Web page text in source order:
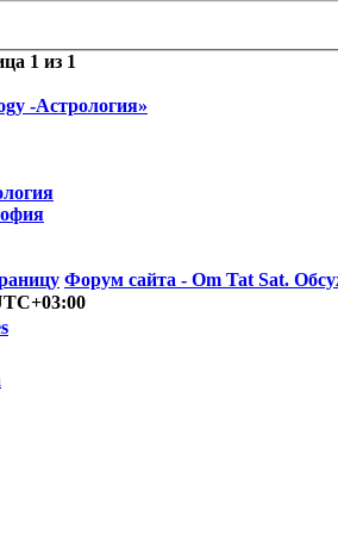
1 из 1
-Астрология»
Форум сайта - Om Tat Sat.